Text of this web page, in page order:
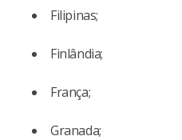
Filipinas;
Finlândia;
França;
Granada;